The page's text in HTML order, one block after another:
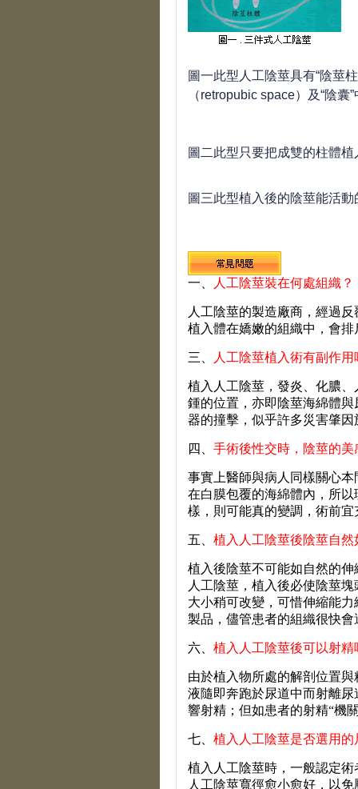
圖一此型人工陰莖具有“陰莖
（retropubic space）及“陰囊
圖二此型只要把成雙的柱體
圖三此型植入後的陰莖能活
一、 人工陰莖裝在何處組織？
人工陰莖的製造廠商，經過
植入體在嬌嫩的組織中，會排
三、 人工陰莖植入術有副作用
植入人工陰莖，發炎、化膿
鍾的位置，亦即陰莖海綿體
器的撞擊，似乎許多災害肇
四、 手術後性交時，陰莖的美
事實上醫師與病人同樣關心
在白膜包覆的海綿體內，所
樣，則可能真的變調，術前
五、 植入人工陰莖後陰莖自然
植入後陰莖不可能如自然的
人工陰莖，植入後必使陰莖
大小稍可改變，可惜伸縮能
製品，儘管患者的組織很快會
六、 植入人工陰莖後可以射精
由於植入物所處的解剖位置
液隨即奔跑於尿道中而射離
響射精；但如患者的射精“機
七、 植入人工陰莖是否選用
植入人工陰莖時，一般認定術
人工陰莖寬徑愈小愈好，以免